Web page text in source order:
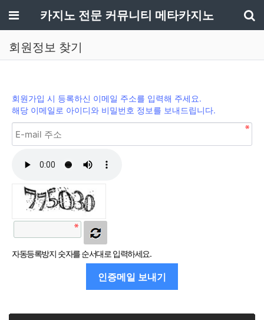
메뉴카지노 전문 커뮤니티 메타카지노
회원정보 찾기
회원가입 시 등록하신 이메일 주소를 입력해 주세요.
해당 이메일로 아이디와 비밀번호 정보를 보내드립니다.
자동등록방지 숫자를 순서대로 입력하세요.
인증메일 보내기